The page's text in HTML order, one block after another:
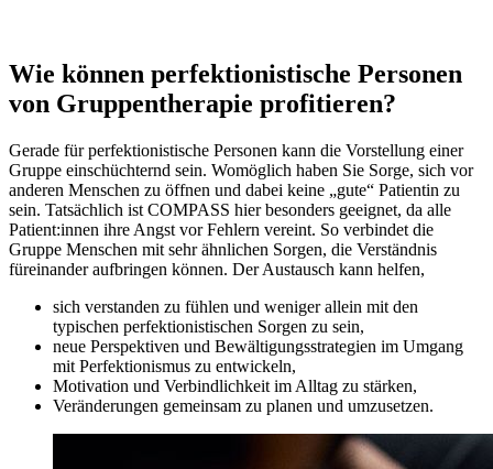
Wie können perfektionistische Personen
von Gruppentherapie profitieren?
Gerade für perfektionistische Personen kann die Vorstellung einer
Gruppe einschüchternd sein. Womöglich haben Sie Sorge, sich vor
anderen Menschen zu öffnen und dabei keine „gute“ Patientin zu
sein. Tatsächlich ist COMPASS hier besonders geeignet, da alle
Patient:innen ihre Angst vor Fehlern vereint. So verbindet die
Gruppe Menschen mit sehr ähnlichen Sorgen, die Verständnis
füreinander aufbringen können. Der Austausch kann helfen,
sich verstanden zu fühlen und weniger allein mit den
typischen perfektionistischen Sorgen zu sein,
neue Perspektiven und Bewältigungsstrategien im Umgang
mit Perfektionismus zu entwickeln,
Motivation und Verbindlichkeit im Alltag zu stärken,
Veränderungen gemeinsam zu planen und umzusetzen.